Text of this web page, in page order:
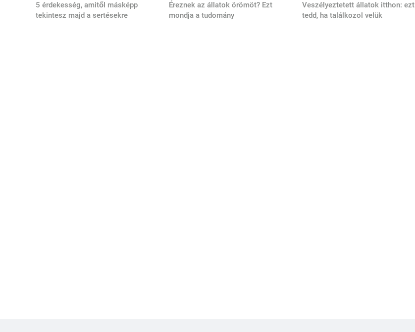
5 érdekesség, amitől másképp
tekintesz majd a sertésekre
Éreznek az állatok örömöt? Ezt
mondja a tudomány
Veszélyeztetett állatok itthon: ezt
tedd, ha találkozol velük